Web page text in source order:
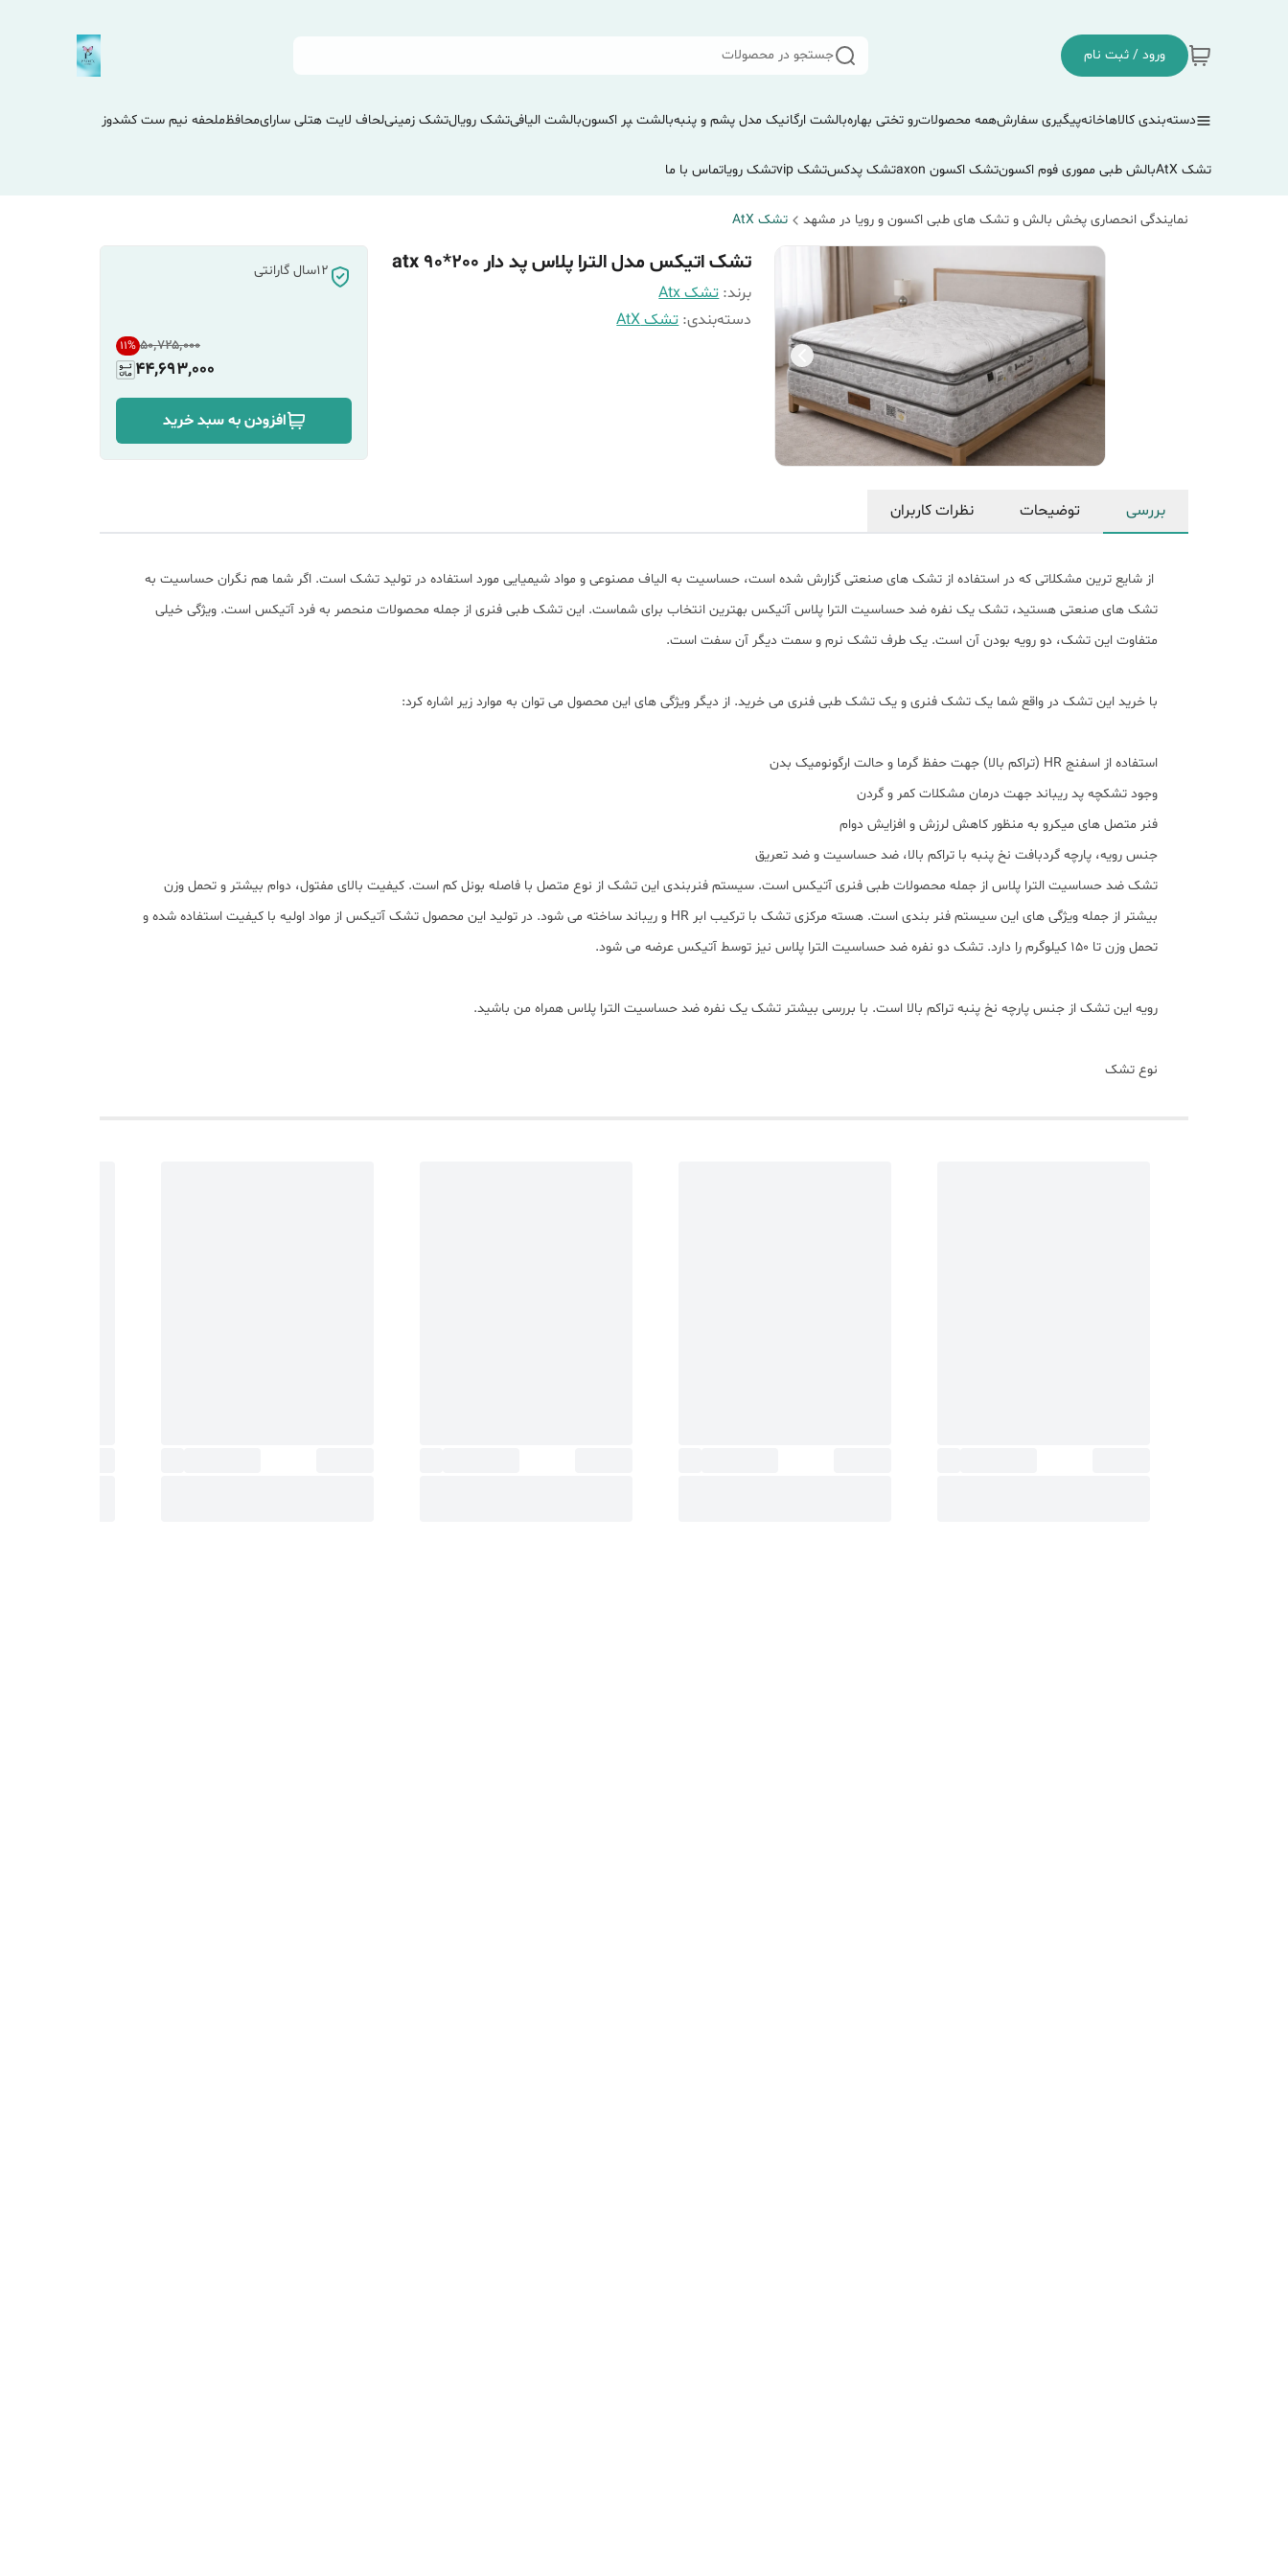
ورود / ثبت نام جستجو در محصولات
دسته‌بندی کالاهاخانهپیگیری سفارشهمه محصولاترو تختی بهارهبالشت ارگانیک مدل پشم و پنبهبالشت ‍‍‍پر اکسونبالشت الیافیتشک رویالتشک زمینیلحاف لایت هتلی سارایمحافظملحفه نیم ست کشدوز
تشک AtX بالش طبی مموری فوم اکسونتشک اکسون axon تشک پدکستشک vip تشک رویاتماس با ما
نمایندگی انحصاری پخش بالش و تشک های طبی اکسون و رویا در مشهد تشک AtX
تشک اتیکس مدل الترا پلاس پد دار atx 90*200
برند: تشک Atx
دسته‌بندی:تشک AtX
12سال گارانتی
۵۰٬۷۲۵٬۰۰۰ 11%
44,693,000
افزودن به سبد خرید
بررسی توضیحات نظرات کاربران
از شایع ترین مشکلاتی که در استفاده از تشک های صنعتی گزارش شده است، حساسیت به الیاف مصنوعی و مواد شیمیایی مورد استفاده در تولید تشک است. اگر شما هم نگران حساسیت به
تشک های صنعتی هستید، تشک یک نفره ضد حساسیت الترا پلاس آتیکس بهترین انتخاب برای شماست. این تشک طبی فنری از جمله محصولات منحصر به فرد آتیکس است. ویژگی خیلی
متفاوت این تشک، دو رویه بودن آن است. یک طرف تشک نرم و سمت دیگر آن سفت است.
با خرید این تشک در واقع شما یک تشک فنری و یک تشک طبی فنری می خرید. از دیگر ویژگی های این محصول می توان به موارد زیر اشاره کرد:
استفاده از اسفنج HR (تراکم بالا) جهت حفظ گرما و حالت ارگونومیک بدن
وجود تشکچه پد ریباند جهت درمان مشکلات کمر و گردن
فنر متصل های میکرو به منظور کاهش لرزش و افزایش دوام
جنس رویه، پارچه گردبافت نخ پنبه با تراکم بالا، ضد حساسیت و ضد تعریق
تشک ضد حساسیت الترا پلاس از جمله محصولات طبی فنری آتیکس است. سیستم فنربندی این تشک از نوع متصل با فاصله بونل کم است. کیفیت بالای مفتول، دوام بیشتر و تحمل وزن
بیشتر از جمله ویژگی های این سیستم فنر بندی است. هسته مرکزی تشک با ترکیب ابر HR و ریباند ساخته می شود. در تولید این محصول تشک آتیکس از مواد اولیه با کیفیت استفاده شده و
تحمل وزن تا ۱۵۰ کیلوگرم را دارد. تشک دو نفره ضد حساسیت الترا پلاس نیز توسط آتیکس عرضه می شود.
رویه این تشک از جنس پارچه نخ پنبه تراکم بالا است. با بررسی بیشتر تشک یک نفره ضد حساسیت الترا پلاس همراه من باشید.
نوع تشک